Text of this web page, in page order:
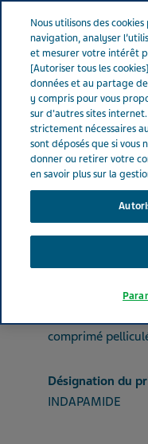
France Nos Produits
(bte de 30)
LP® 1.5
comprimé
Désignation du
INDAPAMIDE
Nous utilisons des
navigation, analyser
et mesurer votre intérêt
[Autoriser tous les
données et au partage
y compris pour vous
sur d'autres sites
strictement nécessaires
sont déposés que si vous
donner ou retirer votre
en savoir plus sur la